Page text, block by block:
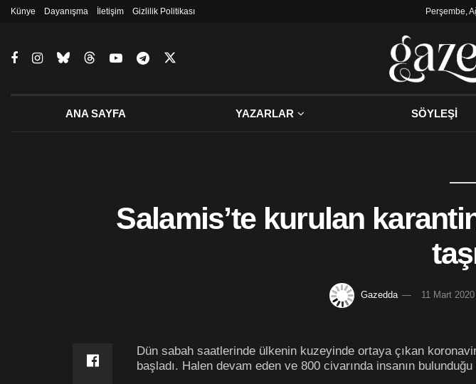
Künye Dayanışma İletişim Gizlilik Politikası Perşembe,
ANA SAYFA YAZARLAR SÖYLEŞİ
Salamis’te kurulan
Gazedda 11 Mart 2020
Dün sabah saatlerinde ülkenin kuzeyinde ortaya çıkan
başladı. Halen devam eden ve 800 civarında insanın